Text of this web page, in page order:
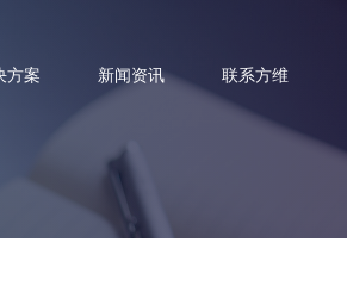
方案 新闻资讯 联系方维